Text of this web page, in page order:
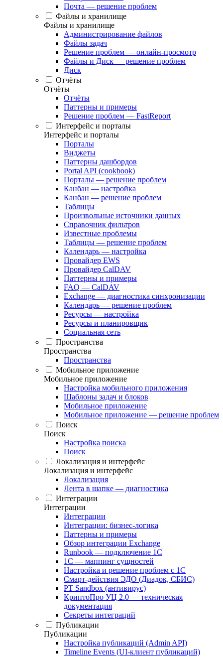
Почта — решение проблем
Файлы и хранилище
Файлы и хранилище
Администрирование файлов
Файлы задач
Решение проблем — онлайн-просмотр
Файлы и Диск — решение проблем
Диск
Отчёты
Отчёты
Отчёты
Паттерны и примеры
Решение проблем — FastReport
Интерфейс и порталы
Интерфейс и порталы
Порталы
Виджеты
Паттерны дашбордов
Portal API (cookbook)
Порталы — решение проблем
Канбан — настройка
Канбан — решение проблем
Таблицы
Произвольные источники данных
Справочник фильтров
Известные проблемы
Таблицы — решение проблем
Календарь — настройка
Провайдер EWS
Провайдер CalDAV
Паттерны и примеры
FAQ — CalDAV
Exchange — диагностика синхронизации
Календарь — решение проблем
Ресурсы — настройка
Ресурсы и планировщик
Социальная сеть
Пространства
Пространства
Пространства
Мобильное приложение
Мобильное приложение
Настройка мобильного приложения
Шаблоны задач и блоков
Мобильное приложение
Мобильное приложение — решение проблем
Поиск
Поиск
Настройка поиска
Поиск
Локализация и интерфейс
Локализация и интерфейс
Локализация
Лента в шапке — диагностика
Интеграции
Интеграции
Интеграции
Интеграции: бизнес-логика
Паттерны и примеры
Обзор интеграции Exchange
Runbook — подключение 1С
1С — маппинг сущностей
Настройка и решение проблем с 1С
Смарт-действия ЭДО (Диадок, СБИС)
PT Sandbox (антивирус)
КриптоПро УЦ 2.0 — техническая
документация
Секреты интеграций
Публикации
Публикации
Настройка публикаций (Admin API)
Timeline Events (UI-клиент публикаций)